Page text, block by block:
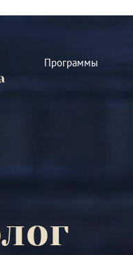
Программы